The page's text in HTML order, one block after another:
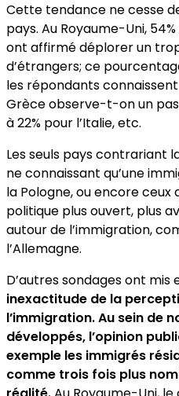
Cette tendance ne cesse
pays. Au Royaume-Uni,
ont affirmé déplorer un
d’étrangers; ce
les répondants
Grèce observe-t-on un
à 22% pour l’Italie, etc.
Les seuls pays contrariant
ne connaissant qu’une
la Pologne, ou encore ceux
politique plus ouvert, plus
autour de l’immigration,
l’Allemagne.
D’autres sondages ont mis
inexactitude de la
l’immigration. Au sein de
développés, l’opinion
exemple les immigrés
comme trois fois plus